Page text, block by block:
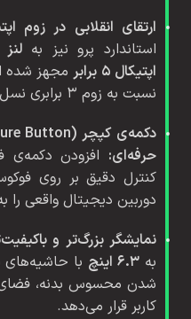
ارتقای انقلابی در زوم
استاندارد پرو نیز به
اپتیکال ۵ برابر
مجهز شده
نسبت به زوم ۳ برابری نسل قبل محسوب می‌شود.
حرفه‌ای: افزودن دکمه‌ی
کنترل دقیق بر روی
دوربین دیجیتال واقعی را
نمایشگر بزرگ‌تر و
به ۶.۳ اینچ
با حاشیه‌های
شدن محسوس بدنه، فضای
کاربر قرار می‌دهد.